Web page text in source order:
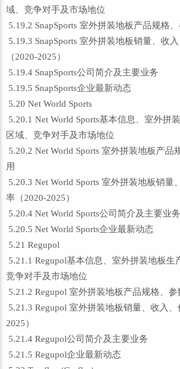
域、竞争对手及市场地位
5.19.2 SnapSports 室外拼装地板产品规格
5.19.3 SnapSports 室外拼装地板销量、收
（2020-2025）
5.19.4 SnapSports公司简介及主要业务
5.19.5 SnapSports企业最新动态
5.20 Net World Sports
5.20.1 Net World Sports基本信息、室外拼
区域、竞争对手及市场地位
5.20.2 Net World Sports 室外拼装地板产品
用
5.20.3 Net World Sports 室外拼装地板销量
率（2020-2025）
5.20.4 Net World Sports公司简介及主要业务
5.20.5 Net World Sports企业最新动态
5.21 Regupol
5.21.1 Regupol基本信息、室外拼装地板生
竞争对手及市场地位
5.21.2 Regupol 室外拼装地板产品规格、
5.21.3 Regupol 室外拼装地板销量、收入
2025）
5.21.4 Regupol公司简介及主要业务
5.21.5 Regupol企业最新动态